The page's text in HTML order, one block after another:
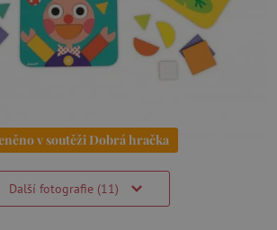
v soutěži Dobrá hračka
Další fotografie (11)